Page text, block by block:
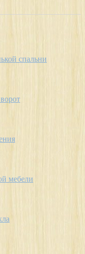
спальни
мебели